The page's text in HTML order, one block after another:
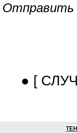
Отправить
● [